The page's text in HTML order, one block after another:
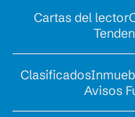
Cartas del lector
Clasificados
Avisos